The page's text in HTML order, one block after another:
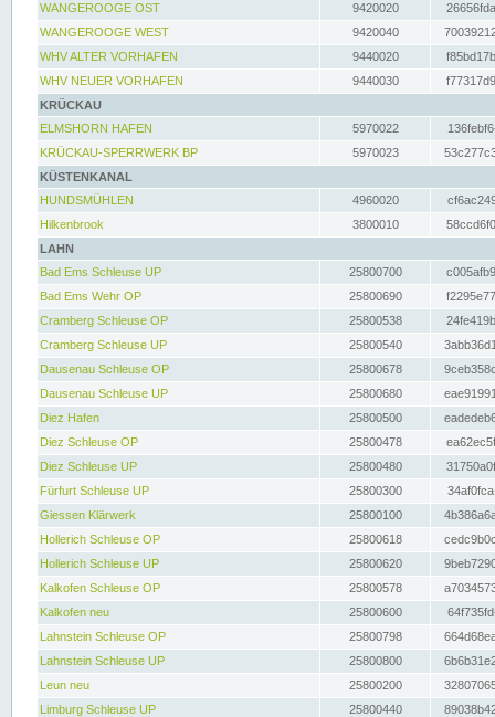
WANGEROOGE OST
9420020
WANGEROOGE WEST
9420040
WHV ALTER VORHAFEN
9440020
WHV NEUER VORHAFEN
9440030
KRÜCKAU
ELMSHORN HAFEN
5970022
KRÜCKAU-SPERRWERK BP
5970023
KÜSTENKANAL
HUNDSMÜHLEN
4960020
Hilkenbrook
3800010
LAHN
Bad Ems Schleuse UP
25800700
Bad Ems Wehr OP
25800690
Cramberg Schleuse OP
25800538
Cramberg Schleuse UP
25800540
Dausenau Schleuse OP
25800678
Dausenau Schleuse UP
25800680
Diez Hafen
25800500
Diez Schleuse OP
25800478
Diez Schleuse UP
25800480
Fürfurt Schleuse UP
25800300
Giessen Klärwerk
25800100
Hollerich Schleuse OP
25800618
Hollerich Schleuse UP
25800620
Kalkofen Schleuse OP
25800578
Kalkofen neu
25800600
Lahnstein Schleuse OP
25800798
Lahnstein Schleuse UP
25800800
Leun neu
25800200
Limburg Schleuse UP
25800440